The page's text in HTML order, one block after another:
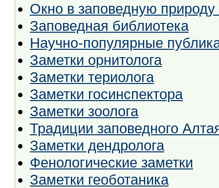
Окно в заповедную
Заповедная библиотека
Научно-популярные
Заметки орнитолога
Заметки териолога
Заметки госинспектора
Заметки зоолога
Традиции заповедного
Заметки дендролога
Фенологические заметки
Заметки геоботаника